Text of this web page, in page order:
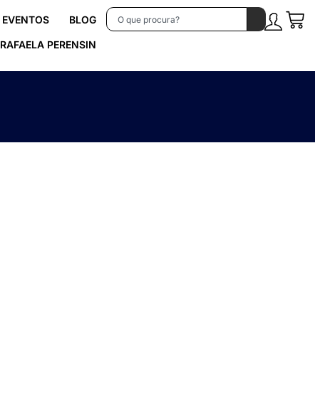
EVENTOS BLOG
RAFAELA PERENSIN